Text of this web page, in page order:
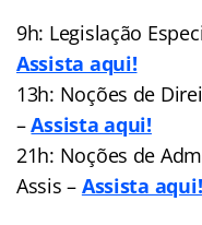
9h: Legislação
Assista aqui!
13h: Noções de
–Assista aqui!
21h: Noções de
Assis – Assista aqui!